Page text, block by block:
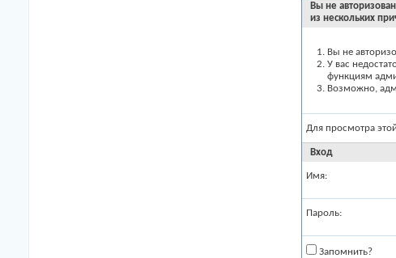
Вы не
из нескольких
Вы не
У вас
функциям
Возможно,
Для просмотра
Вход
Имя:
Пароль:
Запомнить?